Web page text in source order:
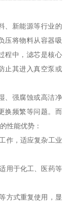
、新能源等行业的
压将物料从容器吸
程中，滤芯是核心
止其进入真空泵或
、强腐蚀或高洁净
换频繁等问题。而
性能优势：
作，适应复杂工业
用于化工、医药等
方式重复使用，显